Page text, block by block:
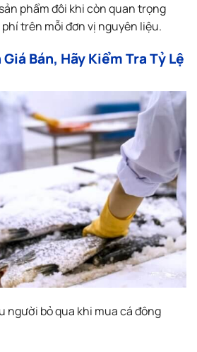
phẩm đôi khi còn quan trọng
trên mỗi đơn vị nguyên liệu.
Bán, Hãy Kiểm Tra Tỷ Lệ
người bỏ qua khi mua cá đông